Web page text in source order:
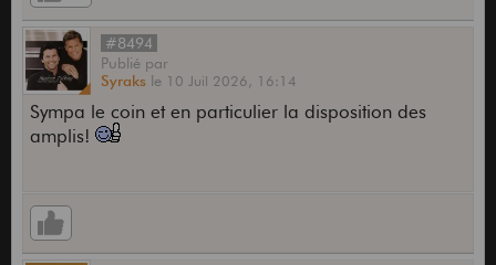
#8494
Publié par
Syraks le 10 Juil 2026, 16:14
Sympa le coin et en particulier la disposition des
amplis!